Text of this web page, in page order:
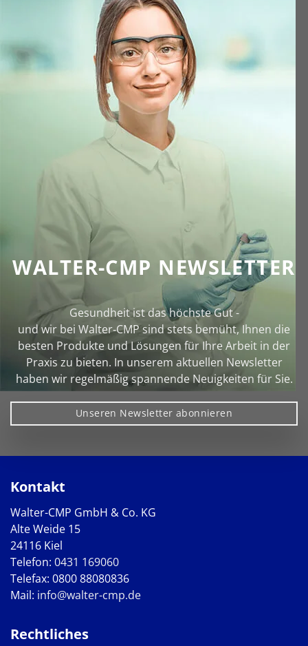
WALTER-CMP NEWSLETTER
Gesundheit ist das höchste Gut -
und wir bei Walter‑CMP sind stets bemüht, Ihnen die
besten Produkte und Lösungen für Ihre Arbeit in der
Praxis zu bieten. In unserem aktuellen Newsletter
haben wir regelmäßig spannende Neuigkeiten für Sie.
Unseren Newsletter abonnieren
Kontakt
Walter-CMP GmbH & Co. KG
Alte Weide 15
24116 Kiel
Telefon: 0431 169060
Telefax: 0800 88080836
Mail: info@walter-cmp.de
Rechtliches